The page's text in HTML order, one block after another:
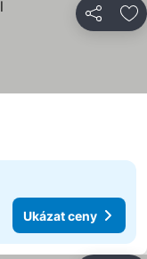
Sdílet
Ukázat ceny